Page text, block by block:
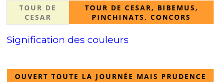
TOUR DE
CESAR
TOUR DE CESAR, BIBEMUS,
PINCHINATS, CONCORS
Signification des couleurs
OUVERT TOUTE LA JOURNÉE MAIS PRUDENCE